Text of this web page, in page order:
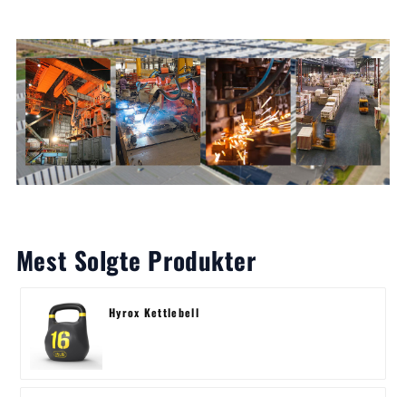
Mest Solgte Produkter
Hyrox Kettlebell